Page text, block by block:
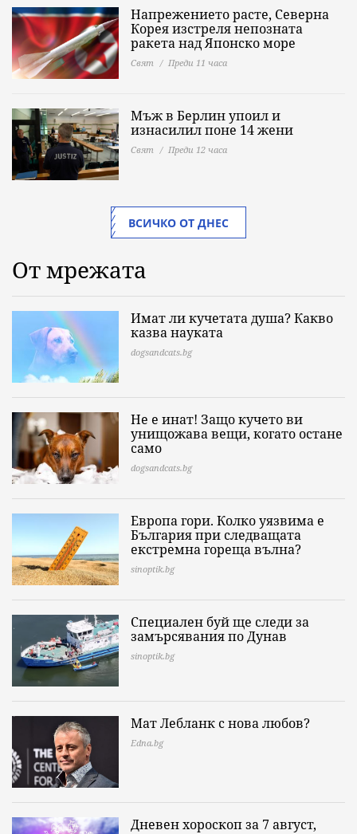
Напрежението расте, Северна
Корея изстреля непозната
ракета над Японско море
Свят Преди 11 часа
Мъж в Берлин упоил и
изнасилил поне 14 жени
Свят Преди 12 часа
ВСИЧКО ОТ ДНЕС
От мрежата
Имат ли кучетата душа? Какво
казва науката
dogsandcats.bg
Не е инат! Защо кучето ви
унищожава вещи, когато остане
само
dogsandcats.bg
Европа гори. Колко уязвима е
България при следващата
екстремна гореща вълна?
sinoptik.bg
Специален буй ще следи за
замърсявания по Дунав
sinoptik.bg
Мат Лебланк с нова любов?
Edna.bg
Дневен хороскоп за 7 август,